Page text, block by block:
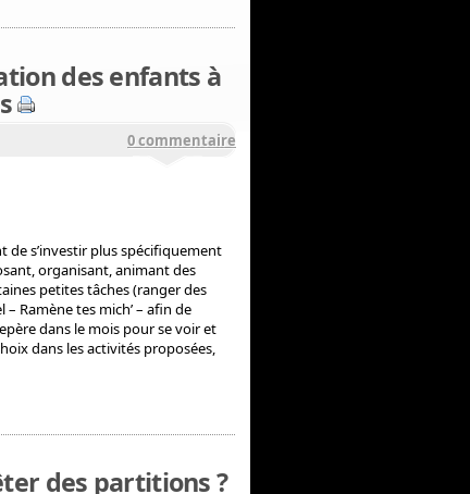
des enfants à
0 commentaire
de s’investir plus spécifiquement
organisant, animant des
petites tâches (ranger des
Ramène tes mich’ – afin de
dans le mois pour se voir et
dans les activités proposées,
des partitions ?